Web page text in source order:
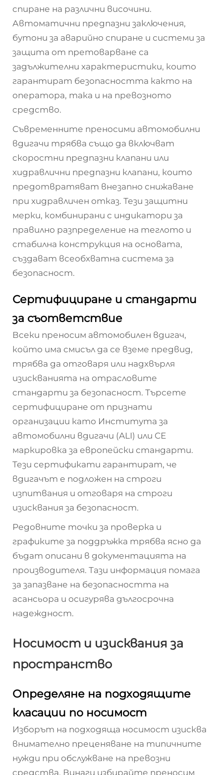
спиране на различни височини.
Автоматични предпазни заключения,
бутони за аварийно спиране и системи за
защита от претоварване са
задължителни характеристики, които
гарантират безопасността както на
оператора, така и на превозното
средство.
Съвременните преносими автомобилни
вдигачи трябва също да включват
скоростни предпазни клапани или
хидравлични предпазни клапани, които
предотвратяват внезапно снижаване
при хидравличен отказ. Тези защитни
мерки, комбинирани с индикатори за
правилно разпределение на теглото и
стабилна конструкция на основата,
създават всеобхватна система за
безопасност.
Сертифициране и стандарти
за съответствие
Всеки преносим автомобилен вдигач,
който има смисъл да се вземе предвид,
трябва да отговаря или надхвърля
изискванията на отрасловите
стандарти за безопасност. Търсете
сертифициране от признати
организации като Института за
автомобилни вдигачи (ALI) или CE
маркировка за европейски стандарти.
Тези сертификати гарантират, че
вдигачът е подложен на строги
изпитвания и отговаря на строги
изисквания за безопасност.
Редовните точки за проверка и
графиките за поддръжка трябва ясно да
бъдат описани в документацията на
производителя. Тази информация помага
за запазване на безопасността на
асансьора и осигурява дългосрочна
надеждност.
Носимост и изисквания за
пространство
Определяне на подходящите
класации по носимост
Изборът на подходяща носимост изисква
внимателно преценяване на типичните
нужди при обслужване на превозни
средства. Винаги избирайте преносим